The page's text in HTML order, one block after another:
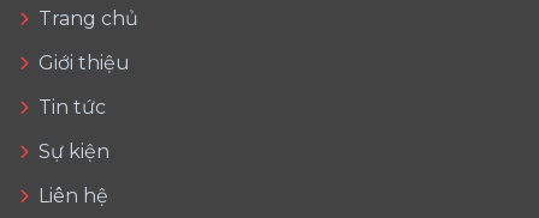
Trang chủ
Giới thiệu
Tin tức
Sự kiện
Liên hệ